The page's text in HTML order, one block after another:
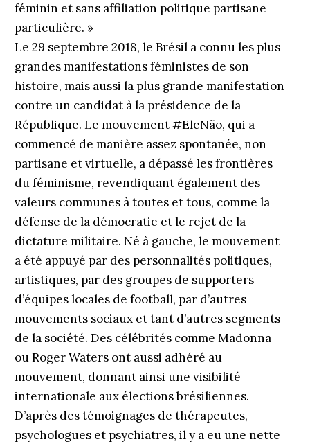
féminin et sans affiliation politique partisane
particulière. »
Le 29 septembre 2018, le Brésil a connu les plus
grandes manifestations féministes de son
histoire, mais aussi la plus grande manifestation
contre un candidat à la présidence de la
République. Le mouvement #EleNão, qui a
commencé de ma­nière assez spontanée, non
partisane et virtuelle, a dépassé les frontières
du féminisme, revendiquant également des
valeurs communes à toutes et tous, comme la
défense de la démocratie et le rejet de la
dictature militaire. Né à gauche, le mouvement
a été appuyé par des personnalités politiques,
artistiques, par des groupes de supporters
d’équipes locales de football, par d’autres
mouvements sociaux et tant d’autres segments
de la société. Des célébrités comme Madonna
ou Roger Waters ont aussi adhéré au
mouvement, donnant ainsi une visibilité
internationale aux élections brésiliennes.
D’après des témoignages de thérapeutes,
psychologues et psychiatres, il y a eu une nette